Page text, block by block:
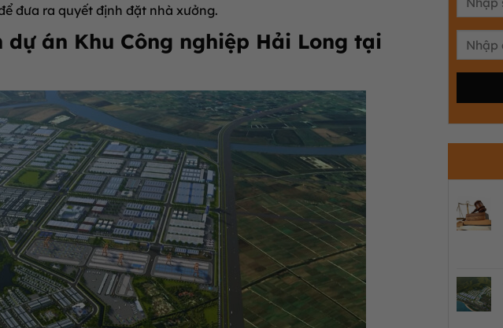
đưa ra quyết định đặt nhà xưởng.
dự án Khu Công nghiệp Hải Long tại